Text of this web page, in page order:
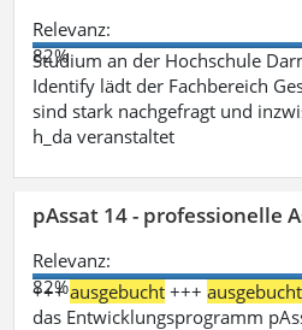
Relevanz:
82%
Studium an der Hochschule
Identify lädt der Fachbereich
sind stark nachgefragt und
h_da veranstaltet
pAssat 14 - professionelle
Relevanz:
82%
+++ausgebucht +++ausgebucht
das Entwicklungsprogramm